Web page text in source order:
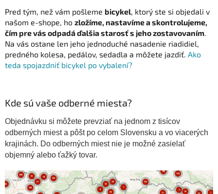
Pred tým, než vám pošleme bicykel , ktorý ste si objedali v
našom e-shope, ho zložíme, nastavíme a skontrolujeme,
čím pre vás odpadá ďalšia starosť s jeho zostavovaním
Na vás ostane len jeho jednoduché nasadenie riadidiel,
predného kolesa, pedálov, sedadla a môžete jazdiť. Ako
teda spojazdniť bicykel po vybalení?
Kde sú vaše odberné miesta?
Objednávku si môžete prevziať na jednom z tisícov
odberných miest a pôšt po celom Slovensku a vo viacerých
krajinách. Do odberných miest nie je možné zasielať
objemný alebo ťažký tovar.